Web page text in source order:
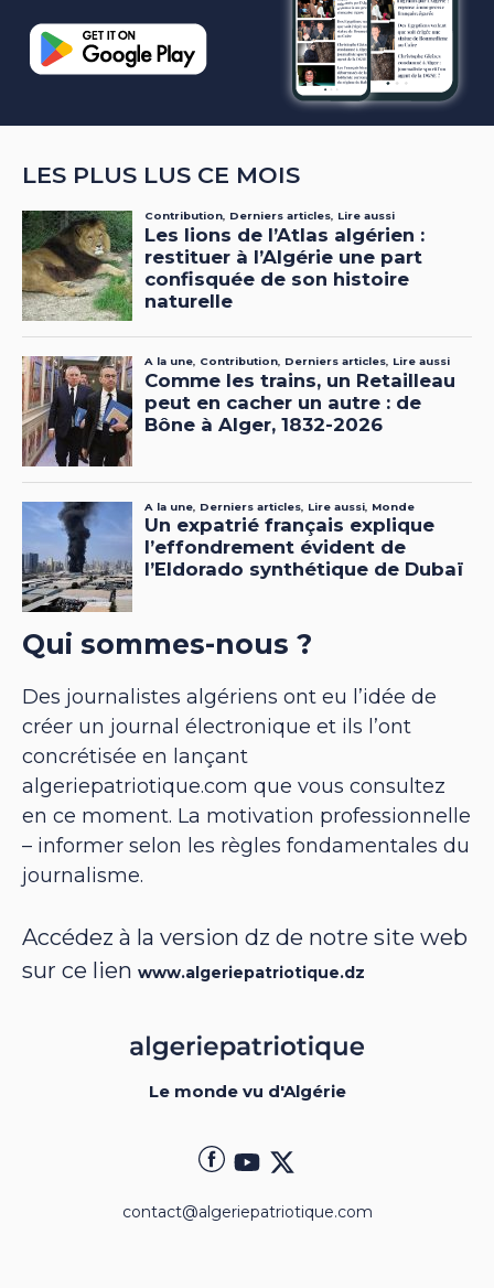
LES PLUS LUS CE MOIS
Qui sommes-nous ?
Des journalistes algériens ont eu l’idée de
créer un journal électronique et ils l’ont
concrétisée en lançant
algeriepatriotique.com que vous consultez
en ce moment. La motivation professionnelle
– informer selon les règles fondamentales du
journalisme.
Accédez à la version dz de notre site web
sur ce lien www.algeriepatriotique.dz
Le monde vu d'Algérie
contact@algeriepatriotique.com